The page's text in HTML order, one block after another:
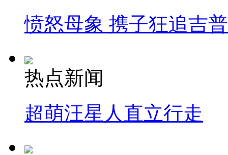
愤怒母象 携子狂追吉
热点新闻
超萌汪星人直立行走